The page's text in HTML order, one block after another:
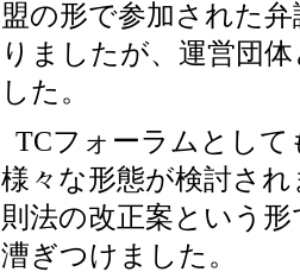
盟の形で参加された
りましたが、運営団
した。
TCフォーラムとして
様々な形態が検討さ
則法の改正案という
漕ぎつけました。